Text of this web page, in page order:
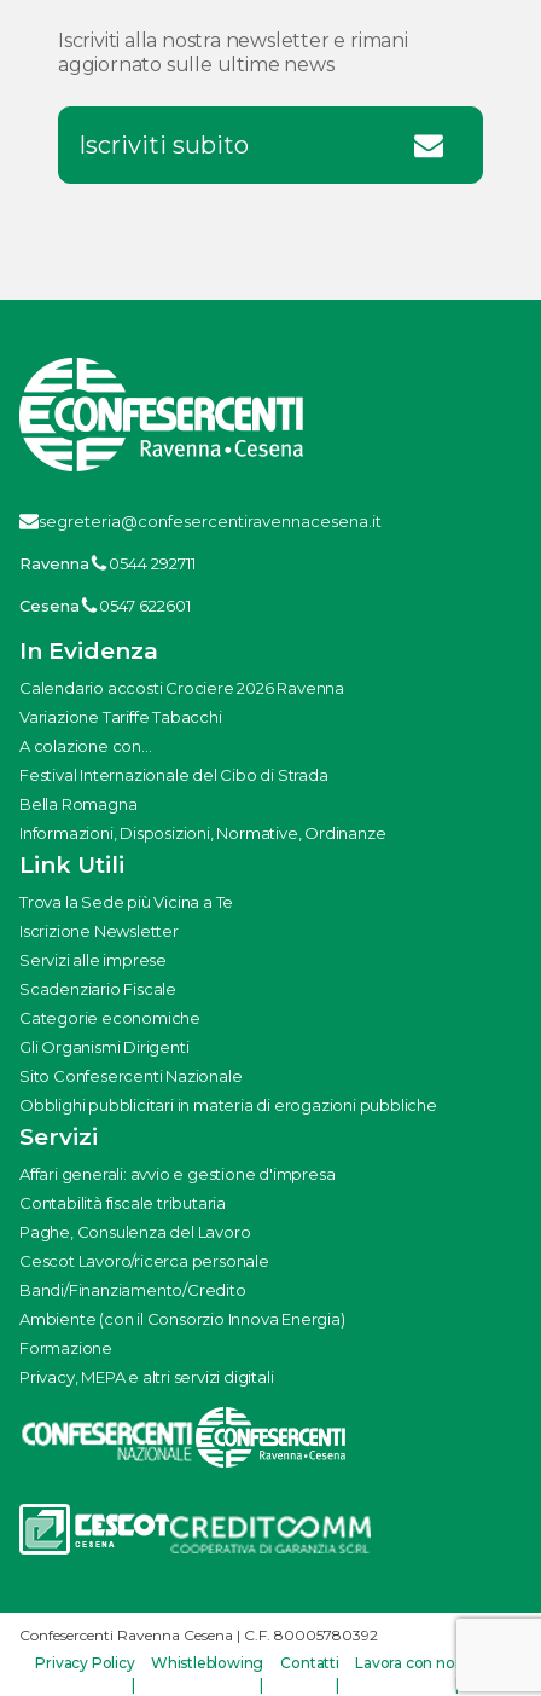
Iscriviti alla nostra newsletter e rimani
aggiornato sulle ultime news
Iscriviti subito
segreteria@confesercentiravennacesena.it
Ravenna 0544 292711
Cesena 0547 622601
In Evidenza
Calendario accosti Crociere 2026 Ravenna
Variazione Tariffe Tabacchi
A colazione con...
Festival Internazionale del Cibo di Strada
Bella Romagna
Informazioni, Disposizioni, Normative, Ordinanze
Link Utili
Trova la Sede più Vicina a Te
Iscrizione Newsletter
Servizi alle imprese
Scadenziario Fiscale
Categorie economiche
Gli Organismi Dirigenti
Sito Confesercenti Nazionale
Obblighi pubblicitari in materia di erogazioni pubbliche
Servizi
Affari generali: avvio e gestione d'impresa
Contabilità fiscale tributaria
Paghe, Consulenza del Lavoro
Cescot Lavoro/ricerca personale
Bandi/Finanziamento/Credito
Ambiente (con il Consorzio Innova Energia)
Formazione
Privacy, MEPA e altri servizi digitali
Confesercenti Ravenna Cesena | C.F. 80005780392
Privacy Policy
Whistleblowing
Contatti
Lavora con noi